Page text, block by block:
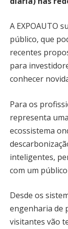
A EXPOAUTO
público, que
recentes
para
conhecer
Para os
representa
ecossistema
inteligentes,
com um
Desde os
engenharia de
visitantes vão